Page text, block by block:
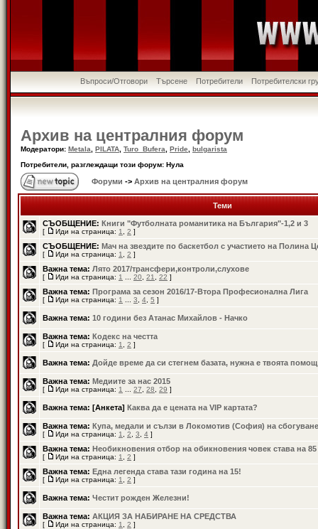
Въпроси/Отговори Търсене Потребители Потребителски
Архив на централния форум
Модератори: Metala PILATA Turo_Bufera Pride
bulgarista
Потребители, разглеждащи този форум: Нула
Форуми -> Архив на централния форум
Теми
СЪОБЩЕНИЕ: Книги "Футболната романитика на България"-1,2 и 3
[ Иди на страница: 1 2 ]
СЪОБЩЕНИЕ: Мач на звездите по баскетбол с участието на Полина
[ Иди на страница: 1 2 ]
Важна тема: Лято 2017/трансфери,контроли,слухове
[ Иди на страница: 1 20 21 22 ]
Важна тема: Програма за сезон 2016/17-Втора Професионална Лига
[ Иди на страница: 1 3 4 5 ]
Важна тема: 10 години без Атанас Михайлов - Начко
Важна тема: Кодекс на честта
[ Иди на страница: 1 2 ]
Важна тема: Дойде време да си стегнем базата, нужна е твоята
Важна тема: Медиите за нас 2015
[ Иди на страница: 1 27 28 29 ]
Важна тема: [Анкета] Каква да е цената на VIP картата?
Важна тема: Купа, медали и сълзи в Локомотив (София) на сбогуване
[ Иди на страница: 1 2 3 4 ]
Важна тема: Необикновения отбор на обикновения човек става на 85
[ Иди на страница: 1 2 ]
Важна тема: Една легенда става тази година на 15!
[ Иди на страница: 1 2 ]
Важна тема: Честит рожден Железни!
Важна тема: АКЦИЯ ЗА НАБИРАНЕ НА СРЕДСТВА
[ Иди на страница: 1 2 ]